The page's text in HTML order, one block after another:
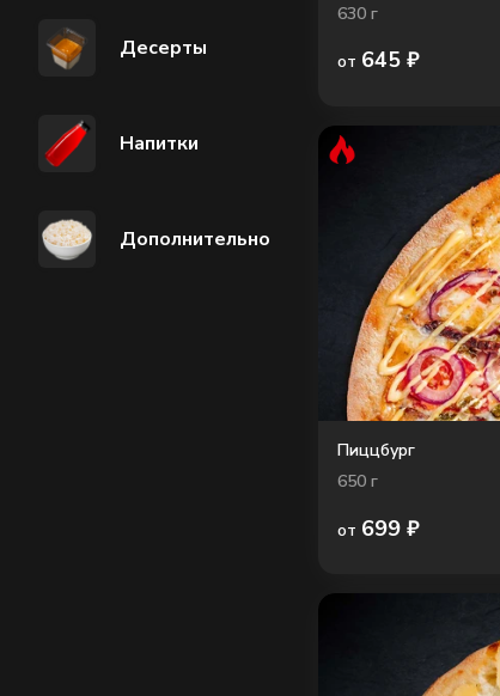
Десерты
Напитки
Дополнительно
630 г
от 645 ₽
Пиццбург
650 г
от 699 ₽